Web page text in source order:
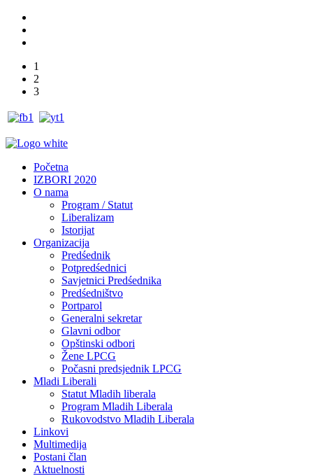
1
2
3
Početna
IZBORI 2020
O nama
Program / Statut
Liberalizam
Istorijat
Organizacija
Predśednik
Potpredśednici
Savjetnici Predśednika
Predśedništvo
Portparol
Generalni sekretar
Glavni odbor
Opštinski odbori
Žene LPCG
Počasni predsjednik LPCG
Mladi Liberali
Statut Mladih liberala
Program Mladih Liberala
Rukovodstvo Mladih Liberala
Linkovi
Multimedija
Postani član
Aktuelnosti